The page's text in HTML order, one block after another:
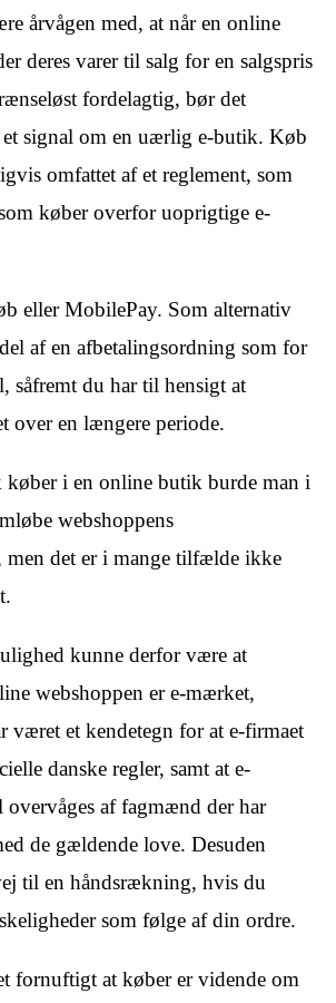
årvågen med, at når en online
deres varer til salg for en salgspris
fordelagtig, bør det
signal om en uærlig e-butik. Køb
omfattet af et reglement, som
køber overfor uoprigtige e-
eller MobilePay. Som alternativ
af en afbetalingsordning som for
såfremt du har til hensigt at
over en længere periode.
i en online butik burde man i
webshoppens
men det er i mange tilfælde ikke
kunne derfor være at
webshoppen er e-mærket,
været et kendetegn for at e-firmaet
danske regler, samt at e-
overvåges af fagmænd der har
de gældende love. Desuden
til en håndsrækning, hvis du
som følge af din ordre.
fornuftigt at køber er vidende om